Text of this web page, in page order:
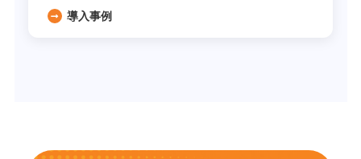
導入事例